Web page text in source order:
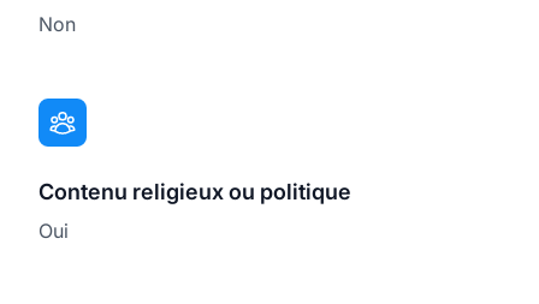
Non
Contenu religieux ou politique
Oui